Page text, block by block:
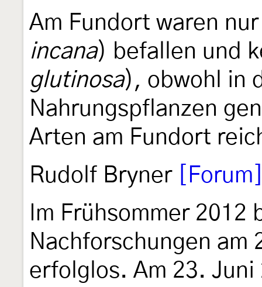
Am Fundort waren
incana) befallen und
glutinosa), obwohl in
Nahrungspflanzen
Arten am Fundort
Rudolf Bryner
Im Frühsommer
Nachforschungen am
erfolglos. Am 23.